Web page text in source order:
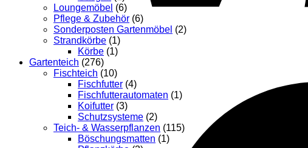
Loungemöbel (6)
Pflege & Zubehör (6)
Sonderposten Gartenmöbel (2)
Strandkörbe (1)
Körbe (1)
Gartenteich (276)
Fischteich (10)
Fischfutter (4)
Fischfutterautomaten (1)
Koifutter (3)
Schutzsysteme (2)
Teich- & Wasserpflanzen (115)
Böschungsmatten (1)